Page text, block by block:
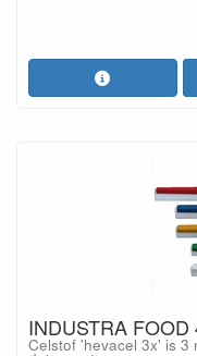
INDUSTRA
Celstof 'hevacel 3x' is 3